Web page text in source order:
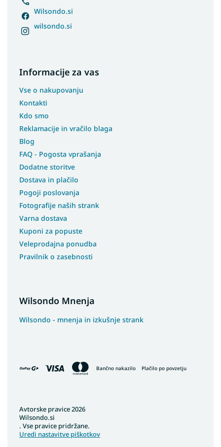
Wilsondo.si
wilsondo.si
Informacije za vas
Vse o nakupovanju
Kontakti
Kdo smo
Reklamacije in vračilo blaga
Blog
FAQ - Pogosta vprašanja
Dodatne storitve
Dostava in plačilo
Pogoji poslovanja
Fotografije naših strank
Varna dostava
Kuponi za popuste
Veleprodajna ponudba
Pravilnik o zasebnosti
Wilsondo Mnenja
Wilsondo - mnenja in izkušnje strank
Bančno nakazilo Plačilo po povzetju
Avtorske pravice 2026
Wilsondo.si
. Vse pravice pridržane.
Uredi nastavitve piškotkov